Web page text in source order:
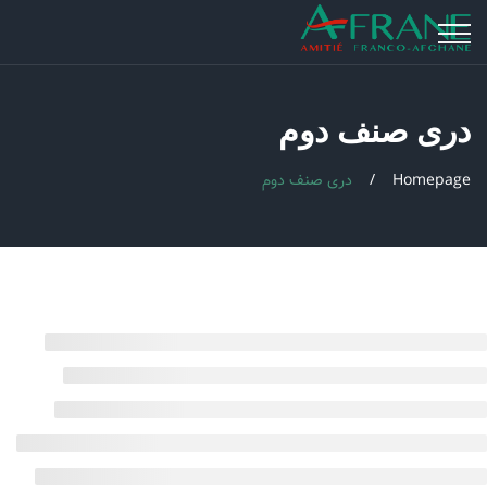
دری صنف دوم
Homepage دری صنف دوم